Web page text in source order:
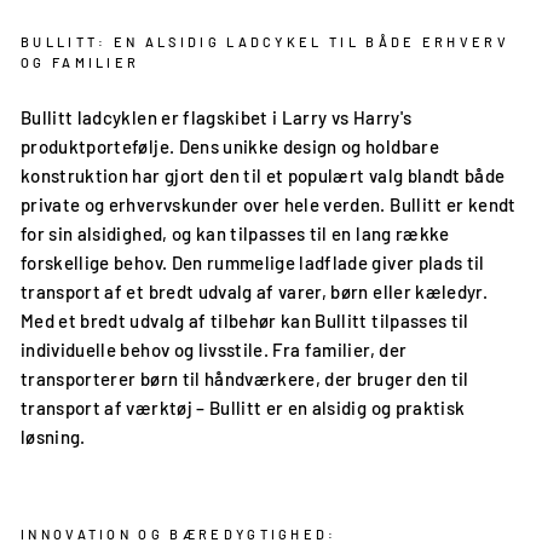
BULLITT: EN ALSIDIG LADCYKEL TIL BÅDE ERHVERV
OG FAMILIER
Bullitt ladcyklen er flagskibet i Larry vs Harry's
produktportefølje. Dens unikke design og holdbare
konstruktion har gjort den til et populært valg blandt både
private og erhvervskunder over hele verden. Bullitt er kendt
for sin alsidighed, og kan tilpasses til en lang række
forskellige behov. Den rummelige ladflade giver plads til
transport af et bredt udvalg af varer, børn eller kæledyr.
Med et bredt udvalg af tilbehør kan Bullitt tilpasses til
individuelle behov og livsstile. Fra familier, der
transporterer børn til håndværkere, der bruger den til
transport af værktøj – Bullitt er en alsidig og praktisk
løsning.
INNOVATION OG BÆREDYGTIGHED: